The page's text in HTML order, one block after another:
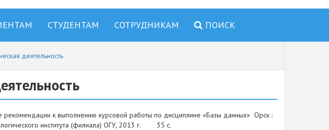
СТУДЕНТАМ СОТРУДНИКАМ ПОИСК
деятельность
рекомендации к выполнению курсовой работы по дисциплине «Базы данных» Орск :
института (филиала) ОГУ, 2013 г. 35 с.